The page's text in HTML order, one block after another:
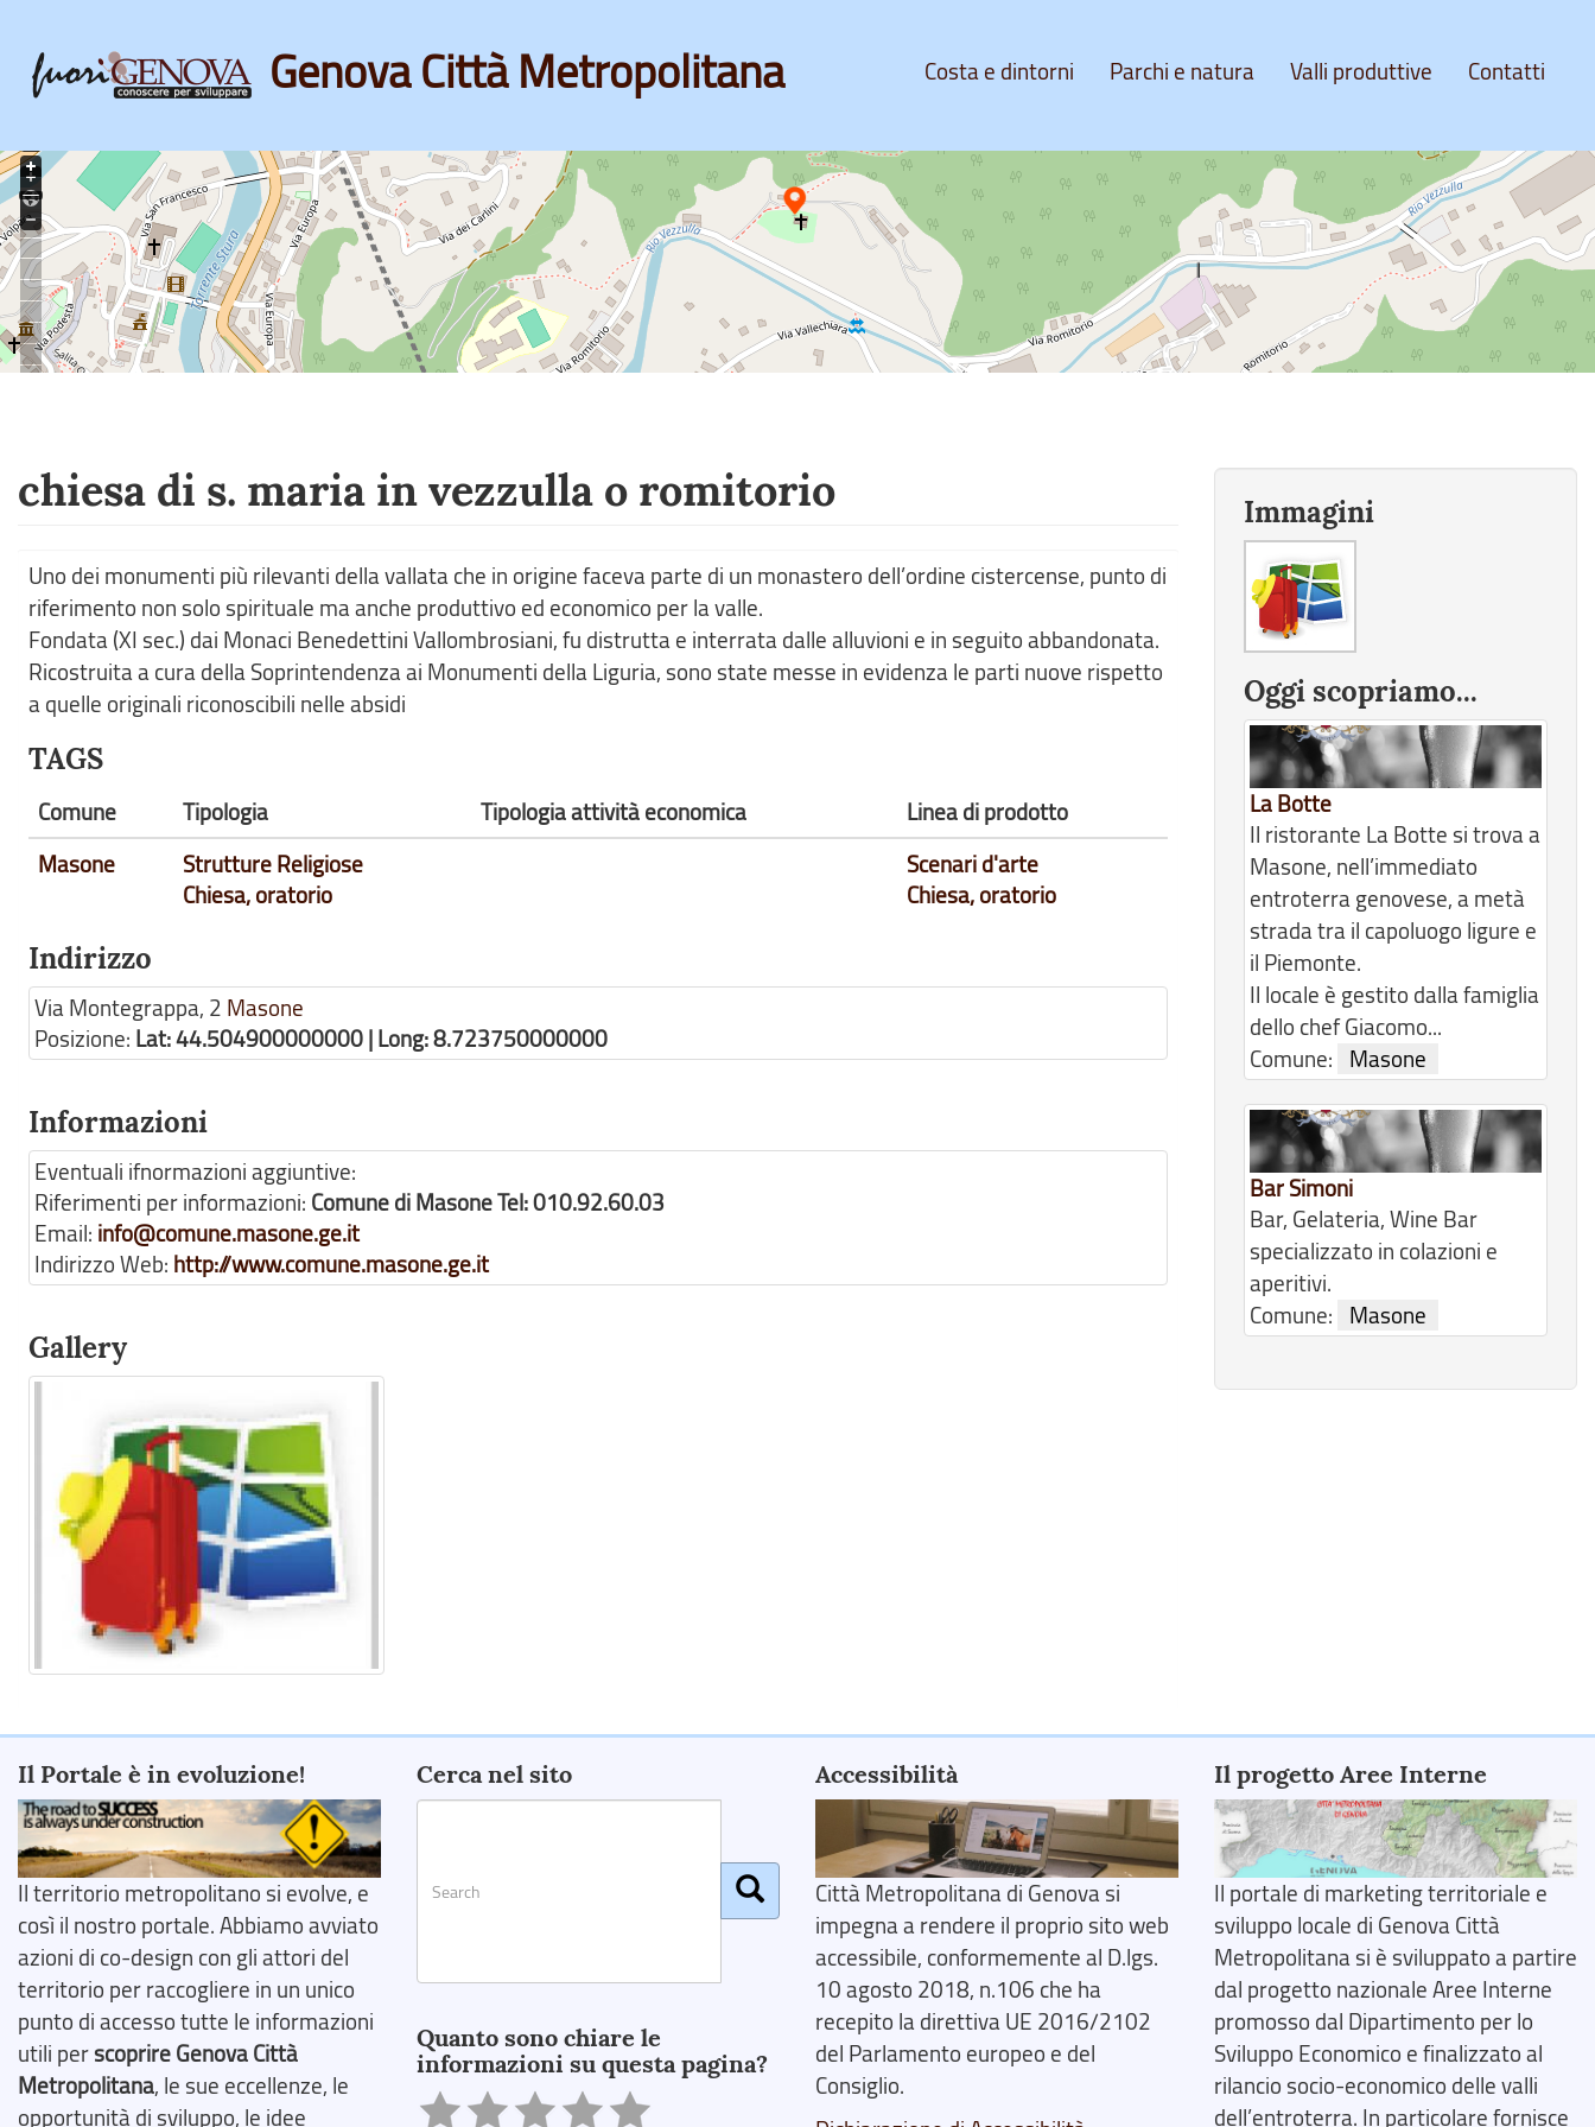
Skip
main
content
Genova Città Metropolitana Costa e dintorni Parchi e natura Valli produttive Contatti
chiesa di s. maria in vezzulla o romitorio
Uno dei monumenti più rilevanti della vallata che in origine faceva parte di un monastero dell’ordine cistercense, punto di
riferimento non solo spirituale ma anche produttivo ed economico per la valle.
Fondata (XI sec.) dai Monaci Benedettini Vallombrosiani, fu distrutta e interrata dalle alluvioni e in seguito abbandonata.
Ricostruita a cura della Soprintendenza ai Monumenti della Liguria, sono state messe in evidenza le parti nuove rispetto
a quelle originali riconoscibili nelle absidi
TAGS
Comune Tipologia Tipologia attività economica
Linea di prodotto
Masone
Strutture Religiose
Chiesa, oratorio
Scenari d'arte
Chiesa, oratorio
Indirizzo
Via Montegrappa, 2 Masone
Posizione: Lat: 44.504900000000 | Long: 8.723750000000
Informazioni
Eventuali ifnormazioni aggiuntive:
Riferimenti per informazioni: Comune di Masone Tel: 010.92.60.03
Email: info@comune.masone.ge.it
Indirizzo Web: http://www.comune.masone.ge.it
Gallery
Immagini
Oggi scopriamo...
La Botte
Il ristorante La Botte si trova a
Masone, nell’immediato
entroterra genovese, a metà
strada tra il capoluogo ligure e
il Piemonte.
Il locale è gestito dalla famiglia
dello chef Giacomo...
Comune:
Masone
Bar Simoni
Bar, Gelateria, Wine Bar
specializzato in colazioni e
aperitivi.
Comune:
Masone
Il Portale è in evoluzione!
Il territorio metropolitano si evolve, e
così il nostro portale. Abbiamo avviato
azioni di co-design con gli attori del
territorio per raccogliere in un unico
punto di accesso tutte le informazioni
utili perscoprire Genova Città
Metropolitana, le sue eccellenze, le
opportunità di sviluppo, le idee
Cerca nel sito
Quanto sono chiare le
informazioni su questa pagina?
Accessibilità
Città Metropolitana di Genova si
impegna a rendere il proprio sito web
accessibile, conformemente al D.lgs.
10 agosto 2018, n.106 che ha
recepito la direttiva UE 2016/2102
del Parlamento europeo e del
Consiglio.
Il progetto Aree Interne
Il portale di marketing territoriale e
sviluppo locale di Genova Città
Metropolitana si è sviluppato a partire
dal progetto nazionale Aree Interne
promosso dal Dipartimento per lo
Sviluppo Economico e finalizzato al
rilancio socio-economico delle valli
dell’entroterra. In particolare fornisce